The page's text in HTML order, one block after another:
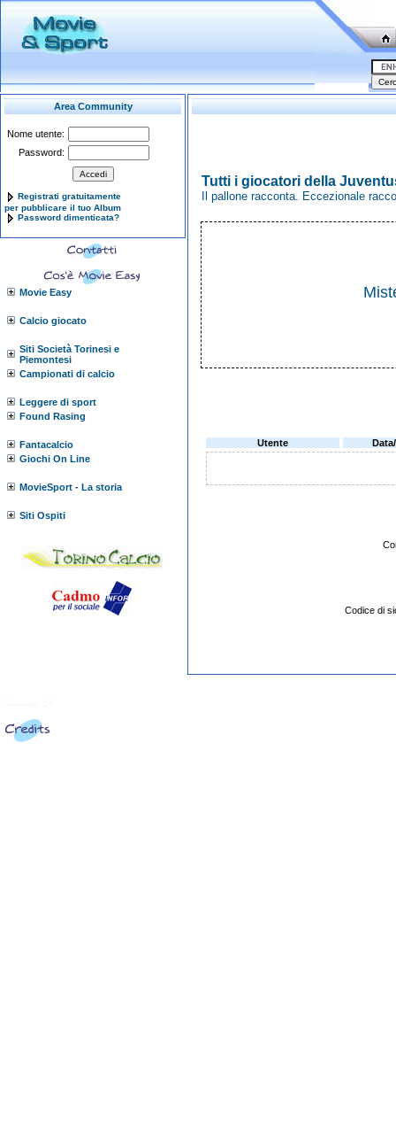
Area Community
Nome utente:
Password:
Registrati gratuitamente
per pubblicare il tuo Album
Password dimenticata?
Movie Easy
Calcio giocato
Siti Società Torinesi e
Piemontesi
Campionati di calcio
Leggere di sport
Found Rasing
Fantacalcio
Giochi On Line
MovieSport - La storia
Siti Ospiti
Tutti i giocatori della
Il pallone racconta. Eccezionale
Utente
Codice di